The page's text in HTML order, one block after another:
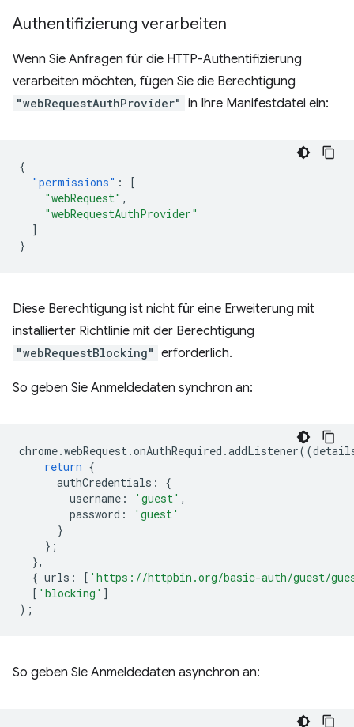
Authentifizierung verarbeiten
Wenn Sie Anfragen für die HTTP-Authentifizierung
verarbeiten möchten, fügen Sie die Berechtigung
"webRequestAuthProvider" in Ihre Manifestdatei ein:
{
"permissions" :
[
"webRequest" ,
"webRequestAuthProvider"
]
}
Diese Berechtigung ist nicht für eine Erweiterung mit
installierter Richtlinie mit der Berechtigung
"webRequestBlocking" erforderlich.
So geben Sie Anmeldedaten synchron an:
chrome.webRequest.onAuthRequired .addListener((
return {
authCredentials :
{
username : 'guest' ,
password :
'guest'
}
};
},
{ urls : [ 'https://httpbin.org/basic-auth/guest/
[ 'blocking' ]
);
So geben Sie Anmeldedaten asynchron an: